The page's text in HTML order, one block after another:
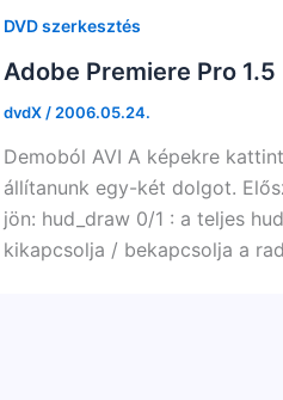
DVD szerkesztés
Adobe Premiere Pro 1.5
dvdX / 2006.05.24.
Demoból AVI A képekre
állítanunk egy-két dolgot.
jön: hud_draw 0/1 : a teljes
kikapcsolja / bekapcsolja a